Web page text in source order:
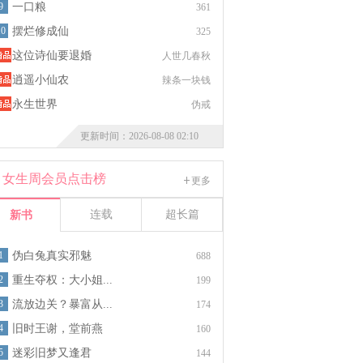
361
一口粮
325
摆烂修成仙
人世几春秋
这位诗仙要退婚
辣条一块钱
逍遥小仙农
伪戒
永生世界
更新时间：2026-08-08 02:10
更多
女生周会员点击榜
新书 连载 超长篇
688
1 伪白兔真实邪魅
199
重生夺权：大小姐...
174
流放边关？暴富从...
160
旧时王谢，堂前燕
144
迷彩旧梦又逢君